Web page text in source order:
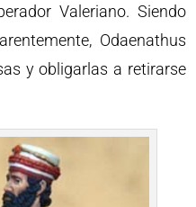
Valeriano. Siendo
Odaenathus
y obligarlas a retirarse